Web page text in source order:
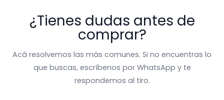
¿Tienes dudas antes de
comprar?
Acá resolvemos las más comunes. Si no encuentras lo
que buscas, escríbenos por WhatsApp y te
respondemos al tiro.